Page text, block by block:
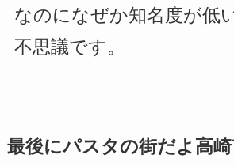
なのになぜか知名度が低
不思議です。
最後にパスタの街だよ高崎